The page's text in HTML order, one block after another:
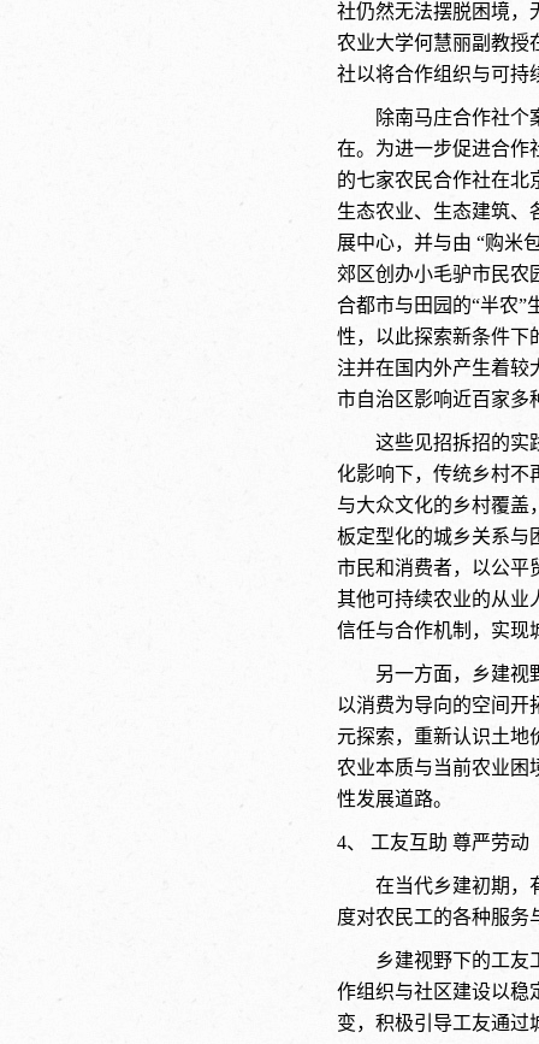
社仍然无法摆脱困境，
农业大学何慧丽副教授
社以将合作组织与可持
除南马庄合作社个
在。为进一步促进合作
的七家农民合作社在北
生态农业、生态建筑、
展中心，并与由 “购米
郊区创办小毛驴市民农
合都市与田园的“半农”
性，以此探索新条件下
注并在国内外产生着较
市自治区影响近百家多
这些见招拆招的实
化影响下，传统乡村不
与大众文化的乡村覆盖
板定型化的城乡关系与
市民和消费者，以公平
其他可持续农业的从业
信任与合作机制，实现
另一方面，乡建视
以消费为导向的空间开
元探索，重新认识土地
农业本质与当前农业困
性发展道路。
4、 工友互助 尊严劳动
在当代乡建初期，
度对农民工的各种服务
乡建视野下的工友
作组织与社区建设以稳
变，积极引导工友通过